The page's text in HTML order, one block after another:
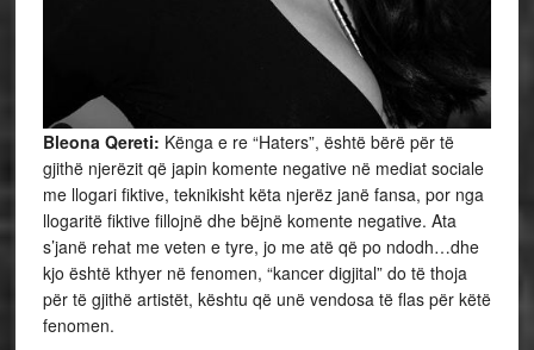
Bleona Qereti: Kënga e re “Haters”, është bërë për të
gjithë njerëzit që japin komente negative në mediat sociale
me llogari fiktive, teknikisht këta njerëz janë fansa, por nga
llogaritë fiktive fillojnë dhe bëjnë komente negative. Ata
s’janë rehat me veten e tyre, jo me atë që po ndodh…dhe
kjo është kthyer në fenomen, “kancer digjital” do të thoja
për të gjithë artistët, kështu që unë vendosa të flas për këtë
fenomen.